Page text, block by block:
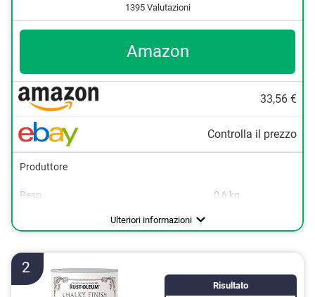
1395 Valutazioni
Amazon
33,56 €
Controlla il prezzo
Produttore
Peso
0,6 kg
Ulteriori informazioni
2
Risultato